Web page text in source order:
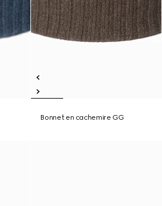
Bonnet en cachemire GG